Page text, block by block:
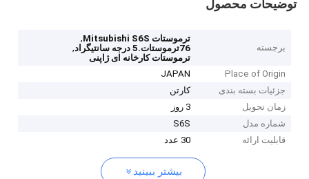
توضیحات محصول
برجسته
ترموستات Mitsubishi S6S
,
76ترموستات.5 درجه سانتیگراد
,
ترموستات کارخانه ای ژاپنی
Place of Origin
JAPAN
جزئیات بسته بندی
کارتن
زمان تحویل
3 روز
شماره مدل
S6S
قابلیت ارائه
30 عدد
بیشتر ببینید